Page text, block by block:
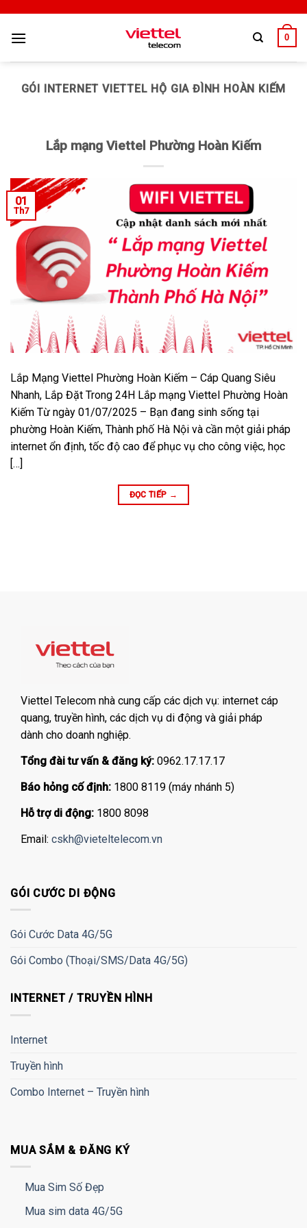
0
GÓI INTERNET VIETTEL HỘ GIA ĐÌNH HOÀN KIẾM
Lắp mạng Viettel Phường Hoàn Kiếm
01
Th7
Lắp Mạng Viettel Phường Hoàn Kiếm – Cáp Quang Siêu
Nhanh, Lắp Đặt Trong 24H Lắp mạng Viettel Phường Hoàn
Kiếm Từ ngày 01/07/2025 – Bạn đang sinh sống tại
phường Hoàn Kiếm, Thành phố Hà Nội và cần một giải pháp
internet ổn định, tốc độ cao để phục vụ cho công việc, học
[…]
ĐỌC TIẾP →
Viettel Telecom nhà cung cấp các dịch vụ: internet cáp
quang, truyền hình, các dịch vụ di động và giải pháp
dành cho doanh nghiệp.
Tổng đài tư vấn & đăng ký: 0962.17.17.17
Báo hỏng cố định: 1800 8119 (máy nhánh 5)
Hỗ trợ di động: 1800 8098
Email: cskh@vieteltelecom.vn
GÓI CƯỚC DI ĐỘNG
Gói Cước Data 4G/5G
Gói Combo (Thoại/SMS/Data 4G/5G)
INTERNET / TRUYỀN HÌNH
Internet
Truyền hình
Combo Internet – Truyền hình
MUA SẮM & ĐĂNG KÝ
Mua Sim Số Đẹp
Mua sim data 4G/5G